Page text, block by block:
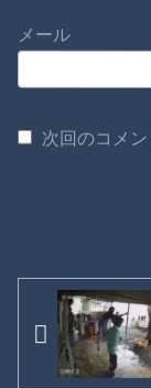
メール
次回のコメ